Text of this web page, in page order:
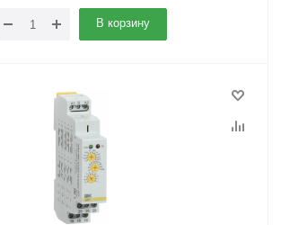
В корзину